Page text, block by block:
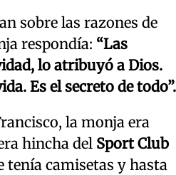
sobre las razones de
respondía: “Las
lo atribuyó a Dios.
Es el secreto de todo”.
la monja era
hincha del Sport Club
tenía camisetas y hasta